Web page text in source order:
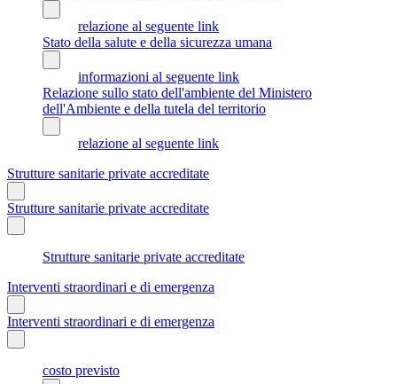
relazione al seguente link
Stato della salute e della sicurezza umana
informazioni al seguente link
Relazione sullo stato dell'ambiente del Ministero
dell'Ambiente e della tutela del territorio
relazione al seguente link
Strutture sanitarie private accreditate
Strutture sanitarie private accreditate
Strutture sanitarie private accreditate
Interventi straordinari e di emergenza
Interventi straordinari e di emergenza
costo previsto